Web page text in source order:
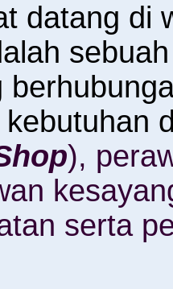
datang di
),
serta